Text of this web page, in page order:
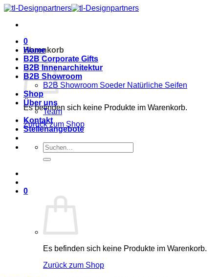
Zum
springen
0
Warenkorb
Es befinden sich keine Produkte im Warenkorb.
Zurück zum Shop
Home
B2B Corporate Gifts
B2B Innenarchitektur
B2B Showroom
B2B Showroom Soeder Natürliche Seifen
Shop
Über uns
Team
Kontakt
Stellenangebote
Suche
nach:
0
Es befinden sich keine Produkte im Warenkorb.
Zurück zum Shop